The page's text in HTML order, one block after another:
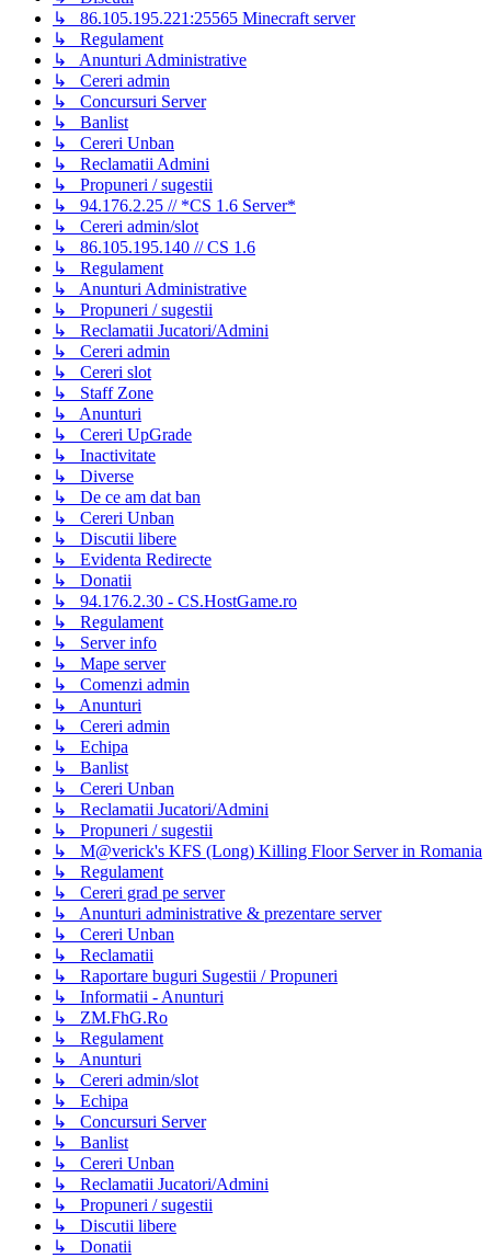
↳ 86.105.195.221:25565 Minecraft server
↳ Regulament
↳ Anunturi Administrative
↳ Cereri admin
↳ Concursuri Server
↳ Banlist
↳ Cereri Unban
↳ Reclamatii Admini
↳ Propuneri / sugestii
↳ 94.176.2.25 // *CS 1.6 Server*
↳ Cereri admin/slot
↳ 86.105.195.140 // CS 1.6
↳ Regulament
↳ Anunturi Administrative
↳ Propuneri / sugestii
↳ Reclamatii Jucatori/Admini
↳ Cereri admin
↳ Cereri slot
↳ Staff Zone
↳ Anunturi
↳ Cereri UpGrade
↳ Inactivitate
↳ Diverse
↳ De ce am dat ban
↳ Cereri Unban
↳ Discutii libere
↳ Evidenta Redirecte
↳ Donatii
↳ 94.176.2.30 - CS.HostGame.ro
↳ Regulament
↳ Server info
↳ Mape server
↳ Comenzi admin
↳ Anunturi
↳ Cereri admin
↳ Echipa
↳ Banlist
↳ Cereri Unban
↳ Reclamatii Jucatori/Admini
↳ Propuneri / sugestii
↳ M@verick's KFS (Long) Killing Floor Server in Romania
↳ Regulament
↳ Cereri grad pe server
↳ Anunturi administrative & prezentare server
↳ Cereri Unban
↳ Reclamatii
↳ Raportare buguri Sugestii / Propuneri
↳ Informatii - Anunturi
↳ ZM.FhG.Ro
↳ Regulament
↳ Anunturi
↳ Cereri admin/slot
↳ Echipa
↳ Concursuri Server
↳ Banlist
↳ Cereri Unban
↳ Reclamatii Jucatori/Admini
↳ Propuneri / sugestii
↳ Discutii libere
↳ Donatii